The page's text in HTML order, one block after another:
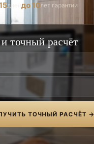
дней до 10лет гарантии
точный расчёт
ТОЧНЫЙ РАСЧЁТ →